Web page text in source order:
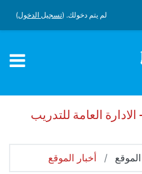
لم يتم دخولك. (تسجيل الدخول)
العامة للتدريب
أخبار الموقع